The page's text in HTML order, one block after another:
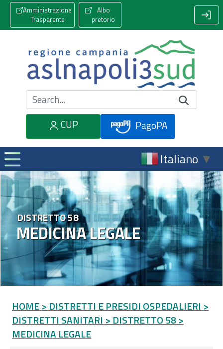
Amministrazione
Trasparente
Albo
pretorio
Cerca nel sito
CUP
PagoPA
Italiano ▼
MEDICINA LEGALE
DISTRETTO 58
HOME > DISTRETTI E PRESIDI OSPEDALIERI >
DISTRETTI SANITARI > DISTRETTO 58 >
MEDICINA LEGALE